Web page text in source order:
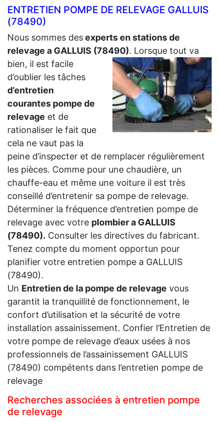
ENTRETIEN POMPE DE RELEVAGE GALLUIS
(78490)
Nous sommes desexperts en stations de
relevage a GALLUIS (78490). Lorsque tout va
bien, il est facile
d’oublier les tâches
d’entretien
courantes pompe de
relevage et de
rationaliser le fait que
cela ne vaut pas la
peine d’inspecter et de remplacer régulièrement
les pièces. Comme pour une chaudière, un
chauffe-eau et même une voiture il est très
conseillé d’entretenir sa pompe de relevage.
Déterminer la fréquence d’entretien pompe de
relevage avec votre plombier a GALLUIS
(78490). Consulter les directives du fabricant.
Tenez compte du moment opportun pour
planifier votre entretien pompe a GALLUIS
(78490).
Un Entretien de la pompe de relevage vous
garantit la tranquillité de fonctionnement, le
confort d’utilisation et la sécurité de votre
installation assainissement. Confier l’Entretien de
votre pompe de relevage d’eaux usées à nos
professionnels de l’assainissement GALLUIS
(78490) compétents dans l’entretien pompe de
relevage
Recherches associées à entretien pompe
de relevage